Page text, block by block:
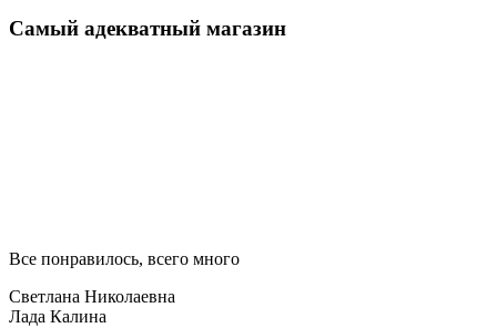
Самый адекватный магазин
Все понравилось, всего много
Светлана Николаевна
Лада Калина